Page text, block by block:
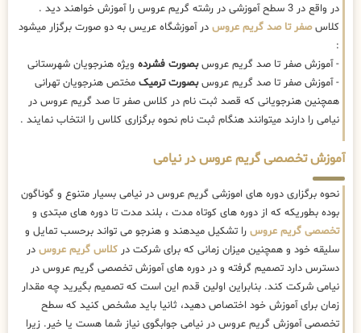
در واقع در 3 سطح آموزشی در رشته گریم عروس را آموزش خواهند دید .
کلاسصفر تا صد گریم عروس در آموزشگاه عریس به دو صورت برگزار میشود
:
- آموزش صفر تا صد گریم عروسبصورت فشرده ویژه هنرجویان شهرستانی
- آموزش صفر تا صد گریم عروسبصورت ترمیک مختص هنرجویان تهرانی
همچنین هنرجویانی که قصد ثبت نام در کلاس صفر تا صد گریم عروس در
نیامی را دارند میتوانند هنگام ثبت نام نحوه برگزاری کلاس را انتخاب نمایند .
آموزش تخصصی گریم عروس در نیامی
نحوه برگزاری دوره های اموزشی گریم عروس در نیامی بسیار متنوع و گوناگون
بوده بطوریکه که از دوره های کوتاه مدت ، بلند مدت تا دوره های مبتدی و
تخصصی گریم عروس را تشکیل میدهند و هنرجو می تواند برحسب تمایل و
سلیقه خود و همچنین میزان زمانی که برای شرکت در کلاس گریم عروس در
دسترس دارد تصمیم گرفته و در دوره های آموزش تخصصی گریم عروس در
نیامی شرکت کند. بنابراین اولین قدم این است که تصمیم بگیرید چه مقدار
زمان برای آموزش خود اختصاص دهید، ثانیا باید مشخص کنید که سطح
تخصصی آموزش گریم عروس در نیامی جوابگوی نیاز شما هست یا خیر. زیرا